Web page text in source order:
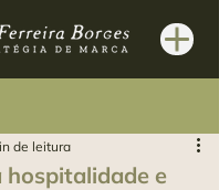
hospitalidade e
de leitura